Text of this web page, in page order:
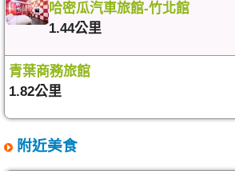
哈密瓜汽車旅館-竹北館
1.44公里
青葉商務旅館
1.82公里
附近美食